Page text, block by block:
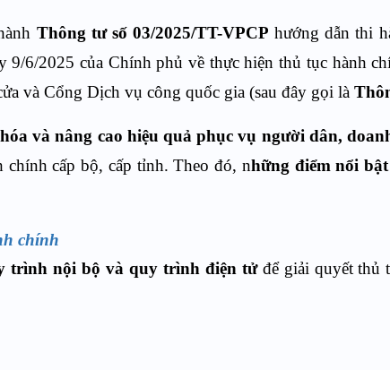
Thông tư số 03/2025/TT-VPCP hướng dẫn thi
9/6/2025 của Chính phủ về thực hiện thủ tục hành
và Cổng Dịch vụ công quốc gia (sau đây gọi là
và nâng cao hiệu quả phục vụ người dân,
cấp bộ, cấp tỉnh. Theo đó, những điểm nổi
chính
trình nội bộ và quy trình điện tửđể giải quyết thủ